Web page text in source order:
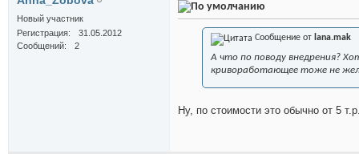
Новый участник
Регистрация
31.05.2012
Сообщений
2
Сообщение от lana.mak
А что по поводу внедрения?
кривоработающее тоже не
Ну, по стоимости это обычно от 5